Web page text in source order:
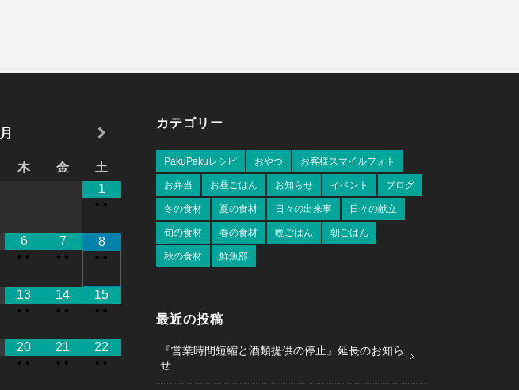
木 金
土
1
• •
6
• •
7
• •
8
• •
13
• •
14
• •
15
• •
20
• •
21
• •
22
• •
カテゴリー
PakuPakuレシピ おやつ お客様スマイルフォト
お弁当 お昼ごはん お知らせ イベント ブログ
冬の食材 夏の食材 日々の出来事 日々の献立
旬の食材 春の食材 晩ごはん 朝ごはん
秋の食材 鮮魚部
最近の投稿
『営業時間短縮と酒類提供の停止』延長のお知ら
せ